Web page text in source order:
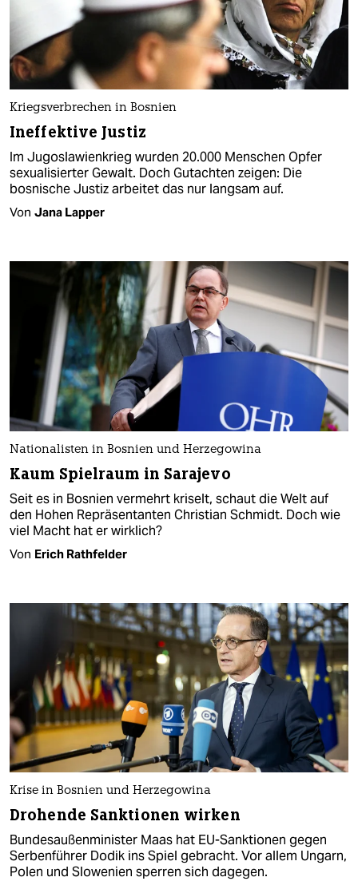
Kriegsverbrechen in Bosnien
Ineffektive Justiz
Im Jugoslawienkrieg wurden 20.000 Menschen Opfer
sexualisierter Gewalt. Doch Gutachten zeigen: Die
bosnische Justiz arbeitet das nur langsam auf.
Von Jana Lapper
Nationalisten in Bosnien und Herzegowina
Kaum Spielraum in Sarajevo
Seit es in Bosnien vermehrt kriselt, schaut die Welt auf
den Hohen Repräsentanten Christian Schmidt. Doch wie
viel Macht hat er wirklich?
Von Erich Rathfelder
Krise in Bosnien und Herzegowina
Drohende Sanktionen wirken
Bundesaußenminister Maas hat EU-Sanktionen gegen
Serbenführer Dodik ins Spiel gebracht. Vor allem Ungarn,
Polen und Slowenien sperren sich dagegen.